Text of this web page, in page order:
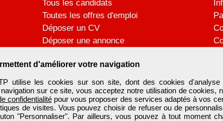
d'améliorer votre navigation
utilise les cookies sur son site, dont des cookies d'analyse
sur ce site, vous acceptez notre utilisation de cookies,
confidentialitépour vous proposer des services adaptés à vos
de visites. Vous pouvez choisir de refuser ou de
"Personnaliser". Par ailleurs, vous pouvez à tout moment
Tous les candidats
Toutes les offres d'emploi
Déposer un CV
Déposer une annonce